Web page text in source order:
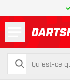
rechercher
rechercher